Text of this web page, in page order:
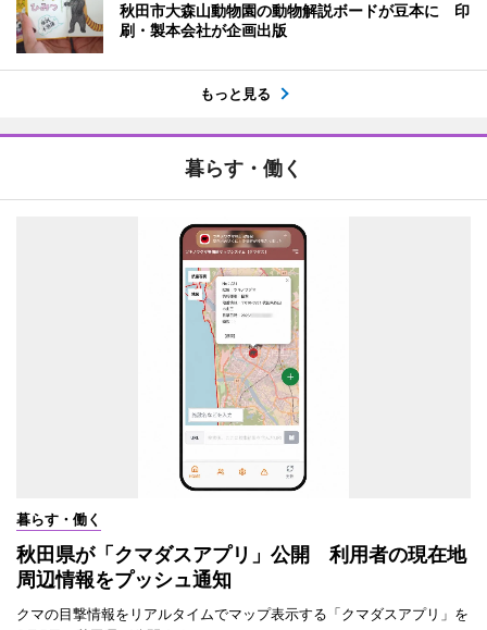
秋田市大森山動物園の動物解説ボードが豆本に 印
刷・製本会社が企画出版
もっと見る
暮らす・働く
暮らす・働く
秋田県が「クマダスアプリ」公開 利用者の現在地
周辺情報をプッシュ通知
クマの目撃情報をリアルタイムでマップ表示する「クマダスアプリ」を